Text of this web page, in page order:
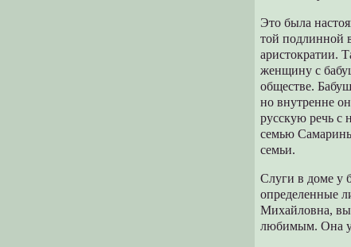
Это была
той подлинной
аристократии.
женщину с
обществе.
но внутренне
русскую речь с
семью
семьи.
Слуги в доме у
определенные
Михайловна,
любимым. Она